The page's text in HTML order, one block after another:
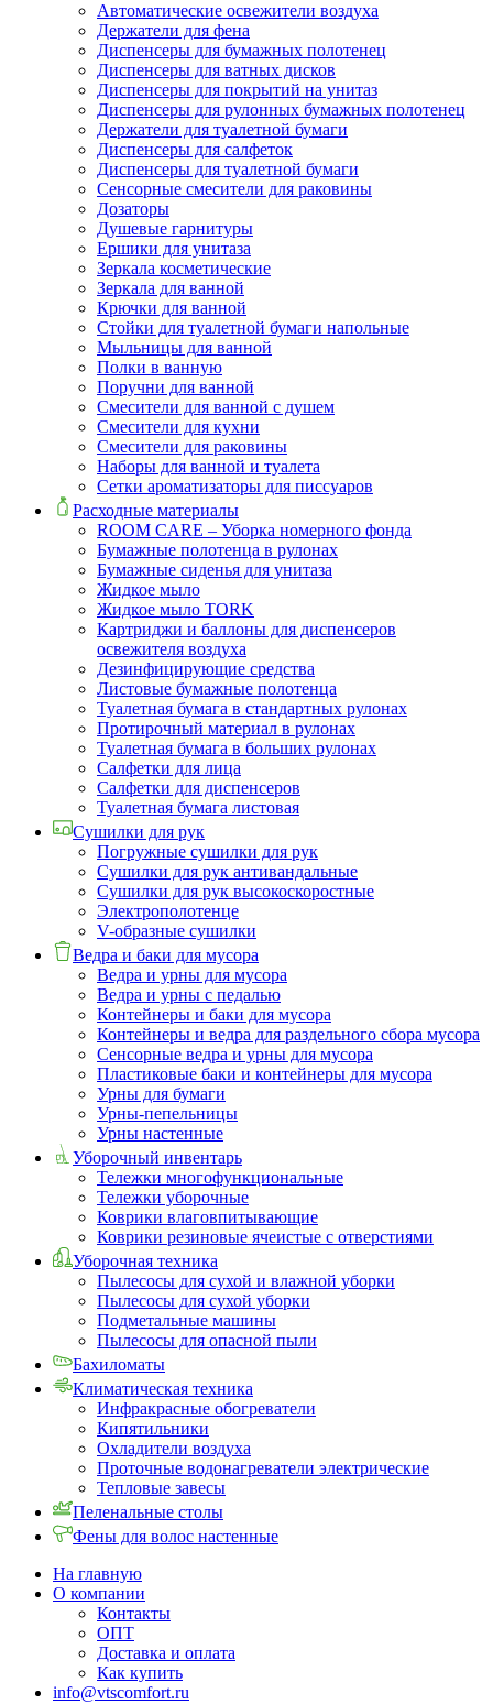
Автоматические освежители воздуха
Держатели для фена
Диспенсеры для бумажных полотенец
Диспенсеры для ватных дисков
Диспенсеры для покрытий на унитаз
Диспенсеры для рулонных бумажных полотенец
Держатели для туалетной бумаги
Диспенсеры для салфеток
Диспенсеры для туалетной бумаги
Сенсорные смесители для раковины
Дозаторы
Душевые гарнитуры
Ершики для унитаза
Зеркала косметические
Зеркала для ванной
Крючки для ванной
Стойки для туалетной бумаги напольные
Мыльницы для ванной
Полки в ванную
Поручни для ванной
Смесители для ванной с душем
Смесители для кухни
Смесители для раковины
Наборы для ванной и туалета
Сетки ароматизаторы для писсуаров
Расходные материалы
ROOM CARE – Уборка номерного фонда
Бумажные полотенца в рулонах
Бумажные сиденья для унитаза
Жидкое мыло
Жидкое мыло TORK
Картриджи и баллоны для диспенсеров
освежителя воздуха
Дезинфицирующие средства
Листовые бумажные полотенца
Туалетная бумага в стандартных рулонах
Протирочный материал в рулонах
Туалетная бумага в больших рулонах
Салфетки для лица
Салфетки для диспенсеров
Туалетная бумага листовая
Сушилки для рук
Погружные сушилки для рук
Сушилки для рук антивандальные
Сушилки для рук высокоскоростные
Электрополотенце
V-образные сушилки
Ведра и баки для мусора
Ведра и урны для мусора
Ведра и урны с педалью
Контейнеры и баки для мусора
Контейнеры и ведра для раздельного сбора мусора
Сенсорные ведра и урны для мусора
Пластиковые баки и контейнеры для мусора
Урны для бумаги
Урны-пепельницы
Урны настенные
Уборочный инвентарь
Тележки многофункциональные
Тележки уборочные
Коврики влаговпитывающие
Коврики резиновые ячеистые с отверстиями
Уборочная техника
Пылесосы для сухой и влажной уборки
Пылесосы для сухой уборки
Подметальные машины
Пылесосы для опасной пыли
Бахиломаты
Климатическая техника
Инфракрасные обогреватели
Кипятильники
Охладители воздуха
Проточные водонагреватели электрические
Тепловые завесы
Пеленальные столы
Фены для волос настенные
На главную
О компании
Контакты
ОПТ
Доставка и оплата
Как купить
info@vtscomfort.ru